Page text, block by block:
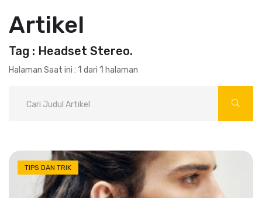
Artikel
Tag : Headset Stereo.
Halaman Saat ini : 1 dari 1 halaman
TIPS DAN TRIK